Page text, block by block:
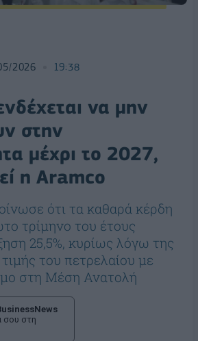
2026 19:38
να μην
στην
μέχρι το 2027,
η Aramco
ότι τα καθαρά κέρδη
τρίμηνο του έτους
25,5%, κυρίως λόγω της
του πετρελαίου με
στη Μέση Ανατολή
σου στη